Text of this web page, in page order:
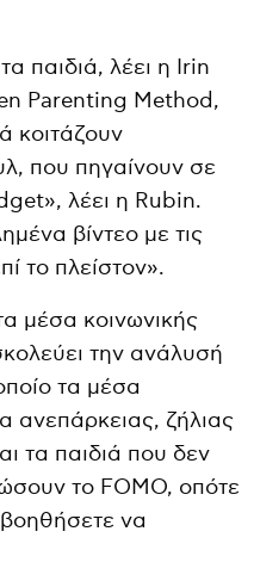
παιδιά, λέει η Irin
Parenting Method,
κοιτάζουν
που πηγαίνουν σε
λέει η Rubin.
βίντεο με τις
το πλείστον».
μέσα κοινωνικής
την ανάλυσή
τα μέσα
ανεπάρκειας, ζήλιας
τα παιδιά που δεν
το FOMO, οπότε
να